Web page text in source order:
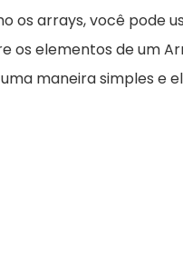
os arrays, você pode
os elementos de um
maneira simples e